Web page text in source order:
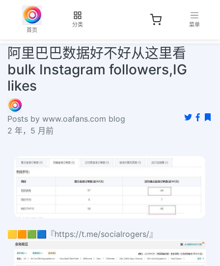
首页
分类 菜单
阿里巴巴数据好不好从这里看
bulk Instagram followers,IG
likes
Posts by www.oafans.com blog
2 年，5 月前
🟨🟧🟩🟦『https://t.me/socialrogers/』